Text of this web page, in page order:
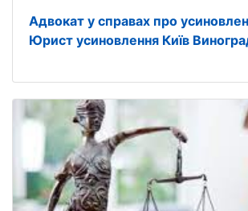
Адвокат у справах про
Юрист усиновлення Київ